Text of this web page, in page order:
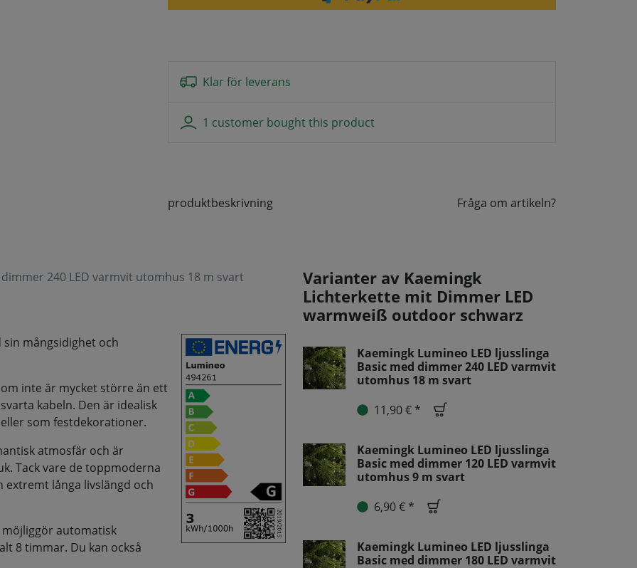
Klar för leverans
1 customer bought this product
produktbeskrivning Fråga om artikeln?
240 LED varmvit utomhus 18 m svart
sin mångsidighet och
inte är mycket större än ett
kabeln. Den är idealisk
som festdekorationer.
atmosfär och är
Tack vare de toppmoderna
långa livslängd och
automatisk
8 timmar. Du kan också
Varianter av Kaemingk
Lichterkette mit Dimmer LED
warmweiß outdoor schwarz
Kaemingk Lumineo LED ljusslinga
Basic med dimmer 240 LED varmvit
utomhus 18 m svart
11,90 € *
Kaemingk Lumineo LED ljusslinga
Basic med dimmer 120 LED varmvit
utomhus 9 m svart
6,90 € *
Kaemingk Lumineo LED ljusslinga
Basic med dimmer 180 LED varmvit